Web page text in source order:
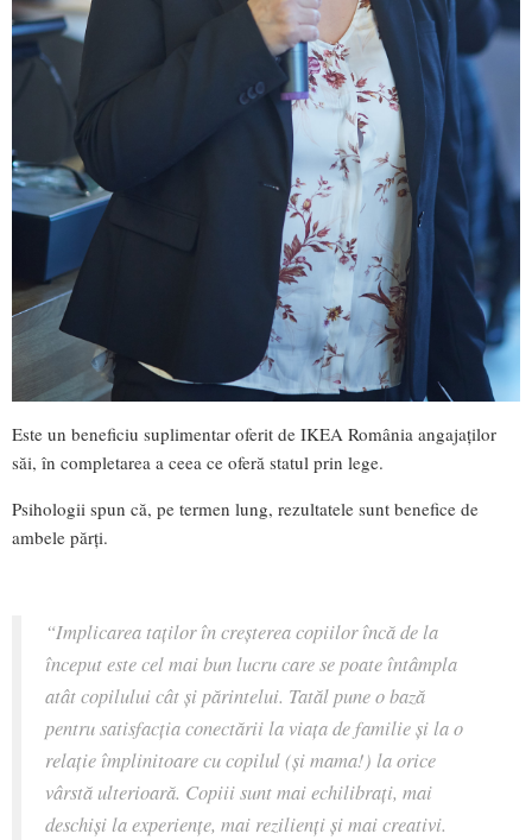
Este un beneficiu suplimentar oferit de IKEA România angajaților
săi, în completarea a ceea ce oferă statul prin lege.
Psihologii spun că, pe termen lung, rezultatele sunt benefice de
ambele părți.
“Implicarea taților în creșterea copiilor încă de la
început este cel mai bun lucru care se poate întâmpla
atât copilului cât și părintelui. Tatăl pune o bază
pentru satisfacția conectării la viața de familie și la o
relație împlinitoare cu copilul (și mama!) la orice
vârstă ulterioară. Copiii sunt mai echilibrați, mai
deschiși la experiențe, mai rezilienți și mai creativi.